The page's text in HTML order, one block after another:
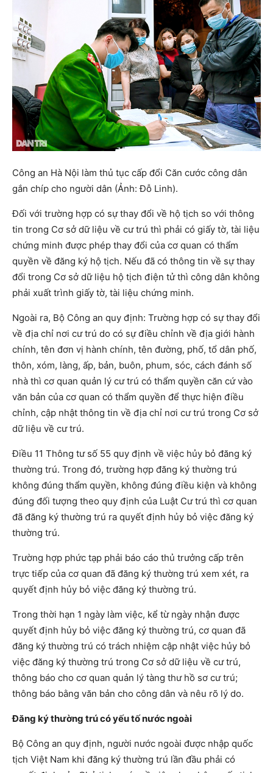
Công an Hà Nội làm thủ tục cấp đổi Căn cước công dân
gắn chíp cho người dân (Ảnh: Đỗ Linh).
Đối với trường hợp có sự thay đổi về hộ tịch so với thông
tin trong Cơ sở dữ liệu về cư trú thì phải có giấy tờ, tài liệu
chứng minh được phép thay đổi của cơ quan có thẩm
quyền về đăng ký hộ tịch. Nếu đã có thông tin về sự thay
đổi trong Cơ sở dữ liệu hộ tịch điện tử thì công dân không
phải xuất trình giấy tờ, tài liệu chứng minh.
Ngoài ra, Bộ Công an quy định: Trường hợp có sự thay đổi
về địa chỉ nơi cư trú do có sự điều chỉnh về địa giới hành
chính, tên đơn vị hành chính, tên đường, phố, tổ dân phố,
thôn, xóm, làng, ấp, bản, buôn, phum, sóc, cách đánh số
nhà thì cơ quan quản lý cư trú có thẩm quyền căn cứ vào
văn bản của cơ quan có thẩm quyền để thực hiện điều
chỉnh, cập nhật thông tin về địa chỉ nơi cư trú trong Cơ sở
dữ liệu về cư trú.
Điều 11 Thông tư số 55 quy định về việc hủy bỏ đăng ký
thường trú. Trong đó, trường hợp đăng ký thường trú
không đúng thẩm quyền, không đúng điều kiện và không
đúng đối tượng theo quy định của Luật Cư trú thì cơ quan
đã đăng ký thường trú ra quyết định hủy bỏ việc đăng ký
thường trú.
Trường hợp phức tạp phải báo cáo thủ trưởng cấp trên
trực tiếp của cơ quan đã đăng ký thường trú xem xét, ra
quyết định hủy bỏ việc đăng ký thường trú.
Trong thời hạn 1 ngày làm việc, kể từ ngày nhận được
quyết định hủy bỏ việc đăng ký thường trú, cơ quan đã
đăng ký thường trú có trách nhiệm cập nhật việc hủy bỏ
việc đăng ký thường trú trong Cơ sở dữ liệu về cư trú,
thông báo cho cơ quan quản lý tàng thư hồ sơ cư trú;
thông báo bằng văn bản cho công dân và nêu rõ lý do.
Đăng ký thường trú có yếu tố nước ngoài
Bộ Công an quy định, người nước ngoài được nhập quốc
tịch Việt Nam khi đăng ký thường trú lần đầu phải có